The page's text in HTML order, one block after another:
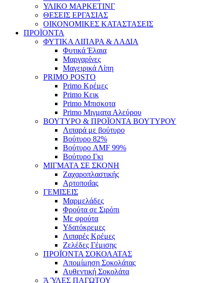
ΥΛΙΚΟ ΜΑΡΚΕΤΙΝΓ
ΘΕΣΕΙΣ ΕΡΓΑΣΙΑΣ
ΟΙΚΟΝΟΜΙΚΕΣ ΚΑΤΑΣΤΑΣΕΙΣ
ΠΡΟΪΟΝΤΑ
ΦΥΤΙΚΑ ΛΙΠΑΡΑ & ΛΑΔΙΑ
Φυτικά Έλαια
Μαργαρίνες
Μαγειρικά Λίπη
PRIMO POSTO
Primo Κρέμες
Primo Κεικ
Primo Μπισκοτα
Primo Μιγματα Αλεύρου
ΒΟΥΤΥΡΟ & ΠΡΟΪΟΝΤΑ ΒΟΥΤΥΡΟΥ
Λιπαρά με βούτυρο
Βούτυρο 82%
Βούτυρο AMF 99%
Βούτυρο Γκι
ΜΙΓΜΑΤΑ ΣΕ ΣΚΟΝΗ
Ζαχαροπλαστικής
Αρτοποιΐας
ΓΕΜΙΣΕΙΣ
Μαρμελάδες
Φρούτα σε Σιρόπι
Με φρούτα
Υδατόκρεμες
Λιπαρές Κρέμες
Ζελέδες Γέμισης
ΠΡΟΪΟΝΤΑ ΣΟΚΟΛΑΤΑΣ
Απομίμηση Σοκολάτας
Αυθεντική Σοκολάτα
Ά ΎΛΕΣ ΠΑΓΩΤΟΥ